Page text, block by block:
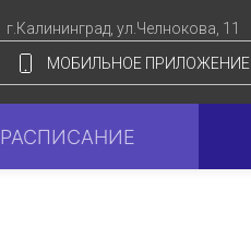
г.Калининград, ул.Челнокова, 11
МОБИЛЬНОЕ ПРИЛОЖЕНИЕ
РАСПИСАНИЕ